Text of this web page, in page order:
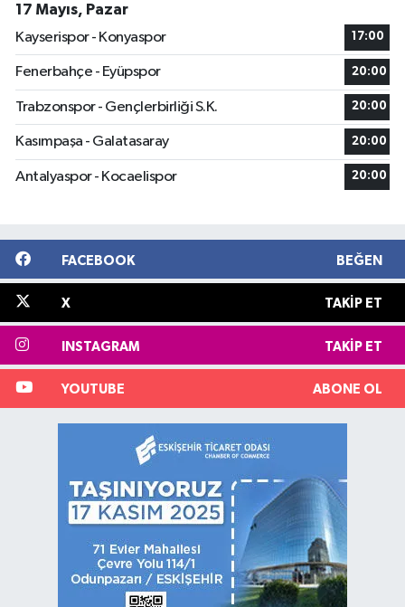
17 Mayıs, Pazar
Kayserispor - Konyaspor
17:00
Fenerbahçe - Eyüpspor 20:00
Trabzonspor - Gençlerbirliği S.K. 20:00
Kasımpaşa - Galatasaray 20:00
Antalyaspor - Kocaelispor 20:00
FACEBOOK BEĞEN
X TAKIP ET
INSTAGRAM TAKIP ET
YOUTUBE ABONE OL